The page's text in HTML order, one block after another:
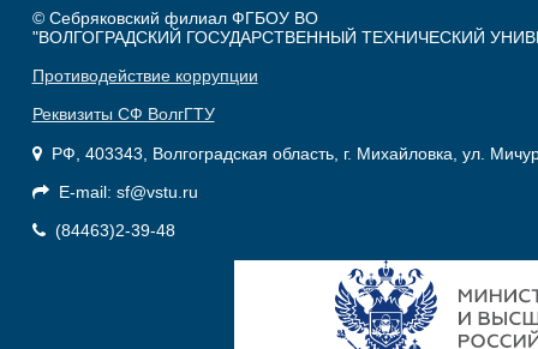
© Себряковский филиал ФГБОУ ВО
"ВОЛГОГРАДСКИЙ ГОСУДАРСТВЕННЫЙ ТЕХНИЧЕСКИЙ
Противодействие коррупции
Реквизиты СФ ВолгГТУ
РФ, 403343, Волгоградская область, г. Михайловка, ул.
E-mail: sf@vstu.ru
(84463)2-39-48